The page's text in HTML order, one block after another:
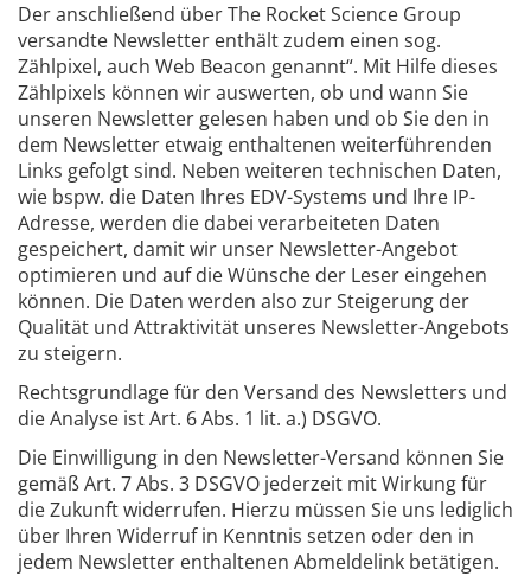
Der anschließend über The Rocket Science Group
versandte Newsletter enthält zudem einen sog.
Zählpixel, auch Web Beacon genannt“. Mit Hilfe dieses
Zählpixels können wir auswerten, ob und wann Sie
unseren Newsletter gelesen haben und ob Sie den in
dem Newsletter etwaig enthaltenen weiterführenden
Links gefolgt sind. Neben weiteren technischen Daten,
wie bspw. die Daten Ihres EDV-Systems und Ihre IP-
Adresse, werden die dabei verarbeiteten Daten
gespeichert, damit wir unser Newsletter-Angebot
optimieren und auf die Wünsche der Leser eingehen
können. Die Daten werden also zur Steigerung der
Qualität und Attraktivität unseres Newsletter-Angebots
zu steigern.
Rechtsgrundlage für den Versand des Newsletters und
die Analyse ist Art. 6 Abs. 1 lit. a.) DSGVO.
Die Einwilligung in den Newsletter-Versand können Sie
gemäß Art. 7 Abs. 3 DSGVO jederzeit mit Wirkung für
die Zukunft widerrufen. Hierzu müssen Sie uns lediglich
über Ihren Widerruf in Kenntnis setzen oder den in
jedem Newsletter enthaltenen Abmeldelink betätigen.